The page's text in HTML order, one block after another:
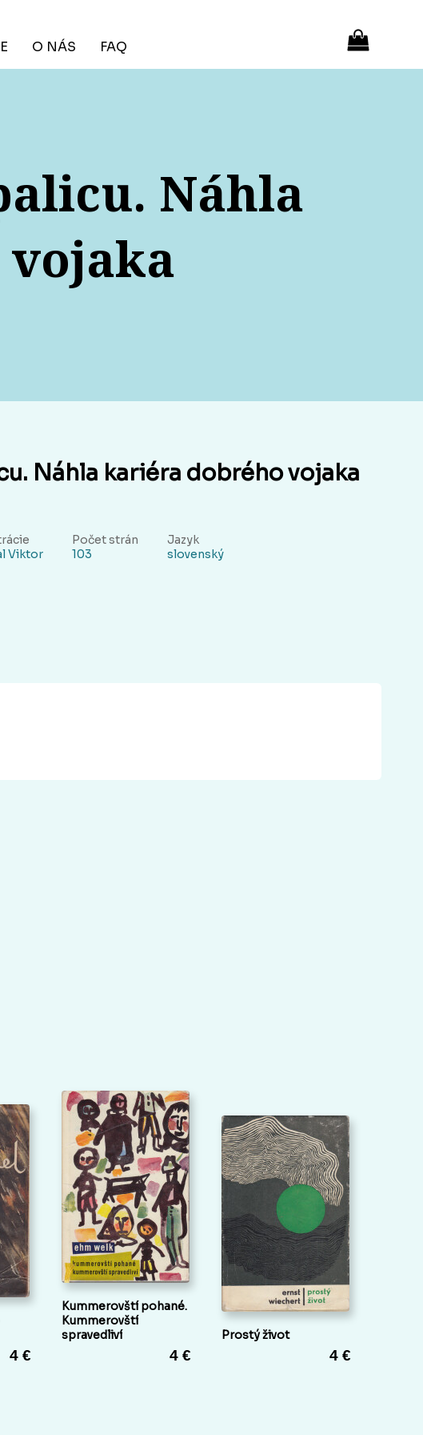
O NÁS FAQ
Náhla
Náhla kariéra dobrého vojaka
Viktor
Počet strán
103
Jazyk
slovenský
4 €
Kummerovští pohané.
Kummerovští
spravedliví
4 €
Prostý život
4 €